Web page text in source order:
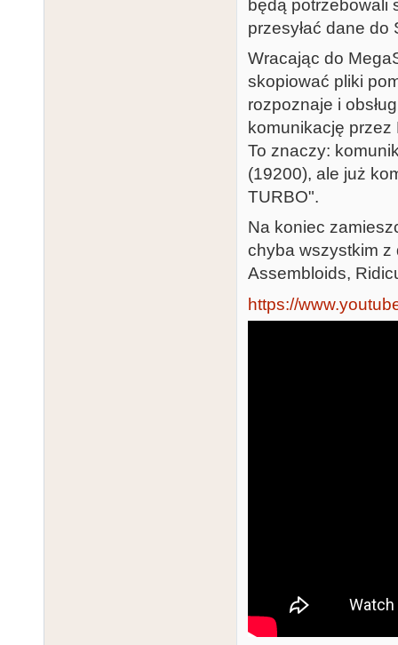
będą potrzebowali
przesyłać dane do
Wracając do
skopiować pliki
rozpoznaje i
komunikację przez
To znaczy:
(19200), ale już
TURBO".
Na koniec
chyba wszystkim z
Assembloids,
https://